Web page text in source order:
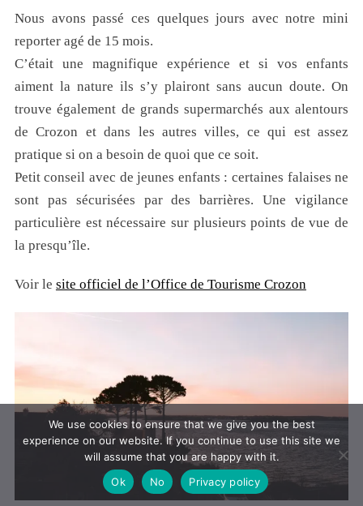
Nous avons passé ces quelques jours avec notre mini
reporter agé de 15 mois.
C’était une magnifique expérience et si vos enfants
aiment la nature ils s’y plairont sans aucun doute. On
trouve également de grands supermarchés aux alentours
de Crozon et dans les autres villes, ce qui est assez
pratique si on a besoin de quoi que ce soit.
Petit conseil avec de jeunes enfants : certaines falaises ne
sont pas sécurisées par des barrières. Une vigilance
particulière est nécessaire sur plusieurs points de vue de
la presqu’île.
Voir le site officiel de l’Office de Tourisme Crozon
We use cookies to ensure that we give you the best
experience on our website. If you continue to use this site we
will assume that you are happy with it.
Ok
No Privacy policy